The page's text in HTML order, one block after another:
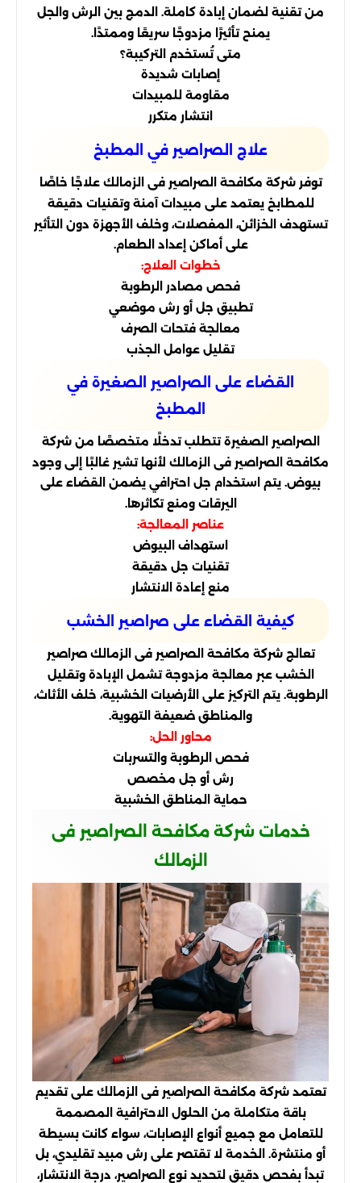
من تقنية لضمان إبادة كاملة. الدمج بين الرش والجل
يمنح تأثيرًا مزدوجًا سريعًا وممتدًا.
متى تُستخدم التركيبة؟
إصابات شديدة
مقاومة للمبيدات
انتشار متكرر
علاج الصراصير في المطبخ
توفر شركة مكافحة الصراصير فى الزمالك علاجًا خاصًا
للمطابخ يعتمد على مبيدات آمنة وتقنيات دقيقة
تستهدف الخزائن، المفصلات، وخلف الأجهزة دون التأثير
على أماكن إعداد الطعام.
خطوات العلاج:
فحص مصادر الرطوبة
تطبيق جل أو رش موضعي
معالجة فتحات الصرف
تقليل عوامل الجذب
القضاء على الصراصير الصغيرة في
المطبخ
الصراصير الصغيرة تتطلب تدخلًا متخصصًا من شركة
مكافحة الصراصير فى الزمالك لأنها تشير غالبًا إلى وجود
بيوض. يتم استخدام جل احترافي يضمن القضاء على
اليرقات ومنع تكاثرها.
عناصر المعالجة:
استهداف البيوض
تقنيات جل دقيقة
منع إعادة الانتشار
كيفية القضاء على صراصير الخشب
تعالج شركة مكافحة الصراصير فى الزمالك صراصير
الخشب عبر معالجة مزدوجة تشمل الإبادة وتقليل
الرطوبة. يتم التركيز على الأرضيات الخشبية، خلف الأثاث،
والمناطق ضعيفة التهوية.
محاور الحل:
فحص الرطوبة والتسربات
رش أو جل مخصص
حماية المناطق الخشبية
خدمات شركة مكافحة الصراصير فى
الزمالك
تعتمد شركة مكافحة الصراصير فى الزمالك على تقديم
باقة متكاملة من الحلول الاحترافية المصممة
للتعامل مع جميع أنواع الإصابات، سواء كانت بسيطة
أو منتشرة. الخدمة لا تقتصر على رش مبيد تقليدي، بل
تبدأ بفحص دقيق لتحديد نوع الصراصير، درجة الانتشار،